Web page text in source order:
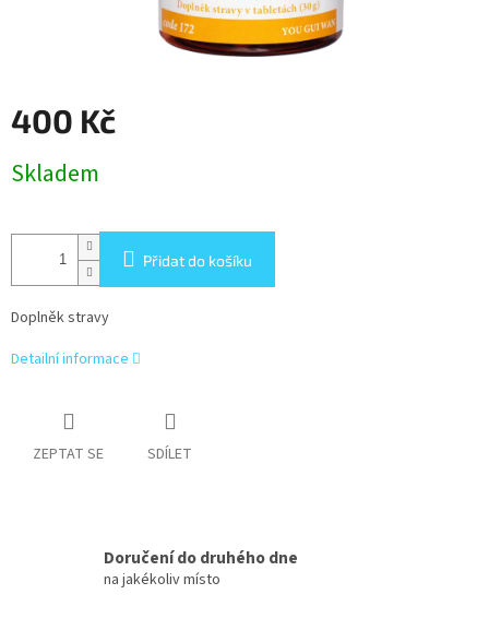
400 Kč
cena:
Skladem
Přidat do košíku
Doplněk stravy
Detailní informace
ZEPTAT SE SDÍLET
Doručení do druhého dne
na jakékoliv místo